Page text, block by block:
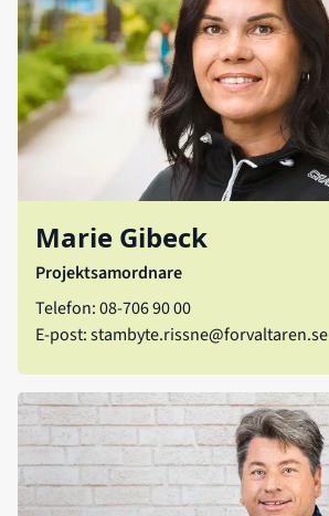
Marie Gibeck
Projektsamordnare
Telefon: 08-706 90 00
E-post:stambyte.rissne@forvaltaren.se